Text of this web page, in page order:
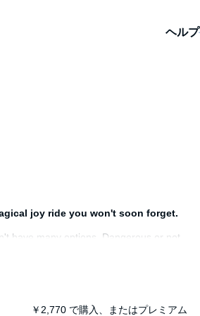
ヘルプ
joy ride you won't soon forget.
have many options. Dangerous or not,
poor and desperate, he has offered me a
of my identity is threatened. I might
￥2,770 で購入、またはプレミアム